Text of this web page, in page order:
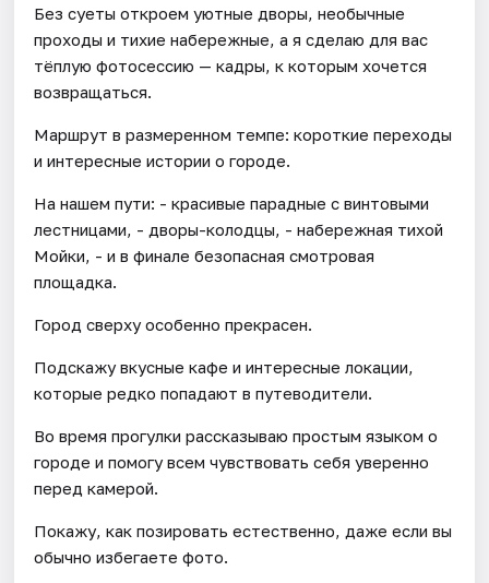
Без суеты откроем уютные дворы, необычные
проходы и тихие набережные, а я сделаю для вас
тёплую фотосессию — кадры, к которым хочется
возвращаться.
Маршрут в размеренном темпе: короткие переходы
и интересные истории о городе.
На нашем пути: - красивые парадные с винтовыми
лестницами, - дворы-колодцы, - набережная тихой
Мойки, - и в финале безопасная смотровая
площадка.
Город сверху особенно прекрасен.
Подскажу вкусные кафе и интересные локации,
которые редко попадают в путеводители.
Во время прогулки рассказываю простым языком о
городе и помогу всем чувствовать себя уверенно
перед камерой.
Покажу, как позировать естественно, даже если вы
обычно избегаете фото.